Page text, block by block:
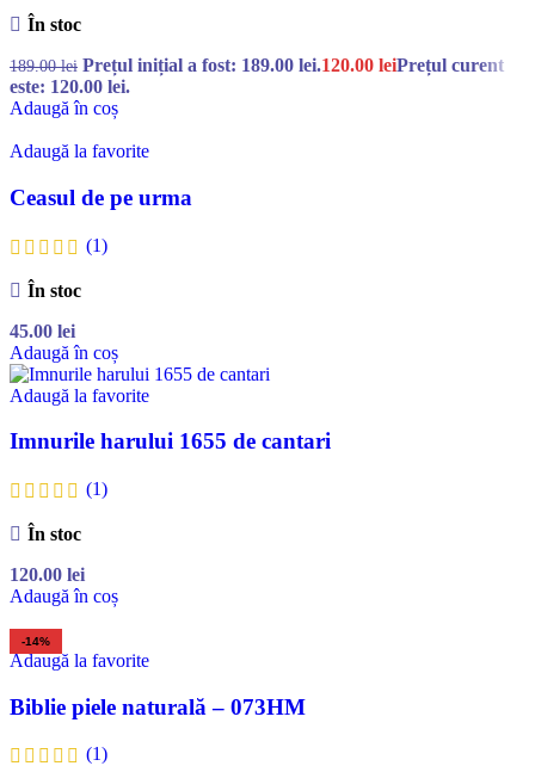
În stoc
189.00lei Prețul inițial a fost: 189.00 lei.120.00 leiPrețul curent
este: 120.00 lei.
Adaugă în coș
Adaugă la favorite
Ceasul de pe urma
(1)
În stoc
45.00 lei
Adaugă în coș
Adaugă la favorite
Imnurile harului 1655 de cantari
(1)
În stoc
120.00 lei
Adaugă în coș
-14%
Adaugă la favorite
Biblie piele naturală – 073HM
(1)